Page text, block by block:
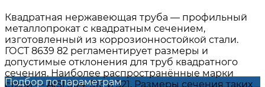
Квадратная нержавеющая труба — профильный
металлопрокат с квадратным сечением,
изготовленный из коррозионностойкой стали.
ГОСТ 8639 82 регламентирует размеры и
допустимые отклонения для труб квадратного
сечения. Наиболее распространённые марки
стали — AISI 304, 316 и 321. Размеры сечения таких
Подбор по параметрам